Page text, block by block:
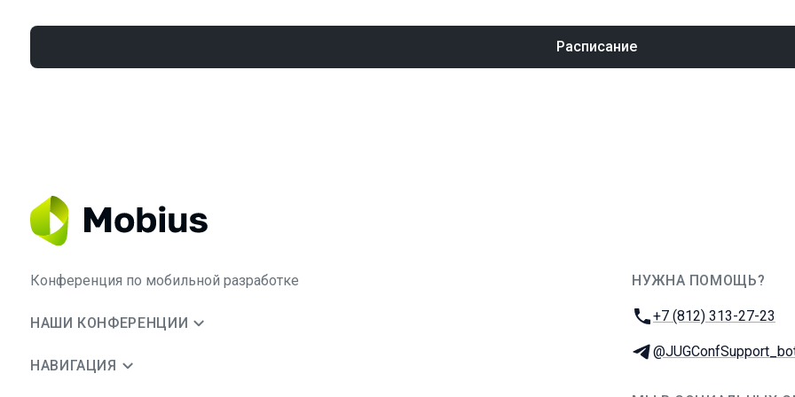
Расписание
Конференция по мобильной разработке
НАШИ КОНФЕРЕНЦИИ
НАВИГАЦИЯ
НУЖНА ПОМОЩЬ?
Телефон:
+7 (812) 313-27-23
Телеграм: